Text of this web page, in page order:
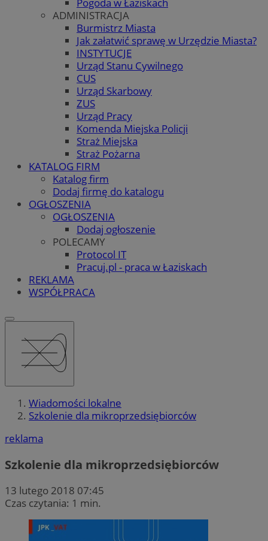
ADMINISTRACJA
Burmistrz Miasta
Jak załatwić sprawę w Urzędzie Miasta?
INSTYTUCJE
Urząd Stanu Cywilnego
CUS
Urząd Skarbowy
ZUS
Urząd Pracy
Komenda Miejska Policji
Straż Miejska
Straż Pożarna
KATALOG FIRM
Katalog firm
Dodaj firmę do katalogu
OGŁOSZENIA
OGŁOSZENIA
Dodaj ogłoszenie
POLECAMY
Protocol IT
Pracuj.pl - praca w Łaziskach
REKLAMA
WSPÓŁPRACA
Wiadomości lokalne
Szkolenie dla mikroprzedsiębiorców
reklama
Szkolenie dla mikroprzedsiębiorców
13 lutego 2018 07:45
Czas czytania: 1 min.